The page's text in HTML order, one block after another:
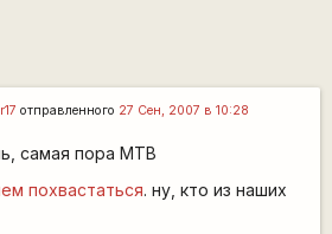
отправленного 27 Сен, 2007 в 10:28
самая пора MTB
похвастаться. ну, кто из наших